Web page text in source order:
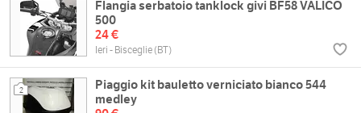
Flangia serbatoio tanklock givi BF58 VALICO
500
24 €
Ieri - Bisceglie (BT)
2
Piaggio kit bauletto verniciato bianco 544
medley